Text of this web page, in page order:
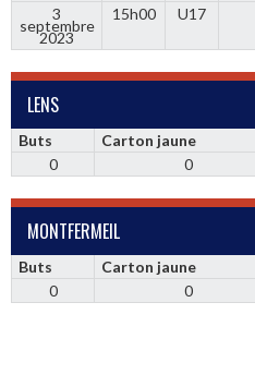
3
septembre
2023
15h00 U17
LENS
Buts Carton jaune
0
0
MONTFERMEIL
Buts Carton jaune
0
0